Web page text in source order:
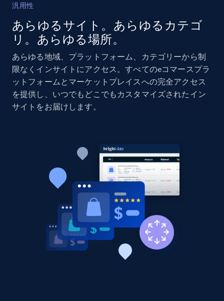
汎用性
あらゆるサイト。あらゆるカテゴ
リ。あらゆる場所。
あらゆる地域、プラットフォーム、カテゴリーから制
限なくインサイトにアクセス。すべてのeコマースプラ
ットフォームとマーケットプレイスへの完全アクセス
を提供し、いつでもどこでもカスタマイズされたイン
サイトをお届けします。